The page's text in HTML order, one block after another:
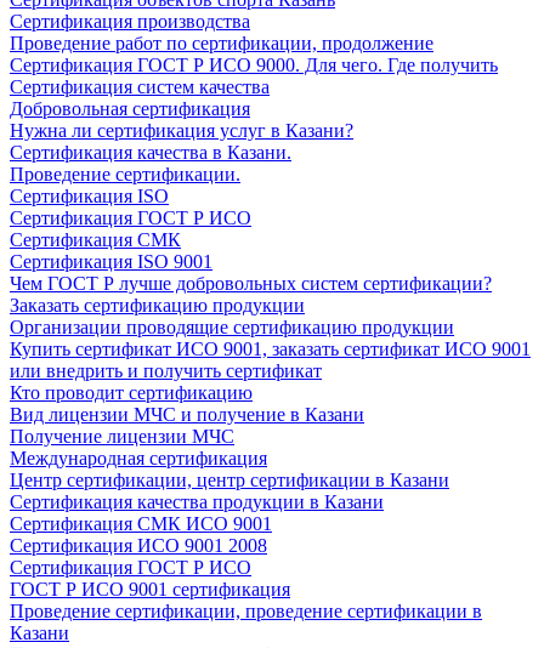
Сертификация производства
Проведение работ по сертификации, продолжение
Сертификация ГОСТ Р ИСО 9000. Для чего. Где получить
Сертификация систем качества
Добровольная сертификация
Нужна ли сертификация услуг в Казани?
Сертификация качества в Казани.
Проведение сертификации.
Сертификация ISO
Сертификация ГОСТ Р ИСО
Сертификация СМК
Сертификация ISO 9001
Чем ГОСТ Р лучше добровольных систем сертификации?
Заказать сертификацию продукции
Организации проводящие сертификацию продукции
Купить сертификат ИСО 9001, заказать сертификат ИСО 9001
или внедрить и получить сертификат
Кто проводит сертификацию
Вид лицензии МЧС и получение в Казани
Получение лицензии МЧС
Международная сертификация
Центр сертификации, центр сертификации в Казани
Сертификация качества продукции в Казани
Сертификация СМК ИСО 9001
Сертификация ИСО 9001 2008
Сертификация ГОСТ Р ИСО
ГОСТ Р ИСО 9001 сертификация
Проведение сертификации, проведение сертификации в
Казани